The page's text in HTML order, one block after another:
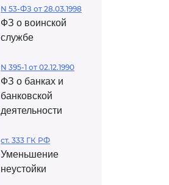
N 53-ФЗ от 28.03.1998
ФЗ о воинской
службе
N 395-1 от 02.12.1990
ФЗ о банках и
банковской
деятельности
ст. 333 ГК РФ
Уменьшение
неустойки